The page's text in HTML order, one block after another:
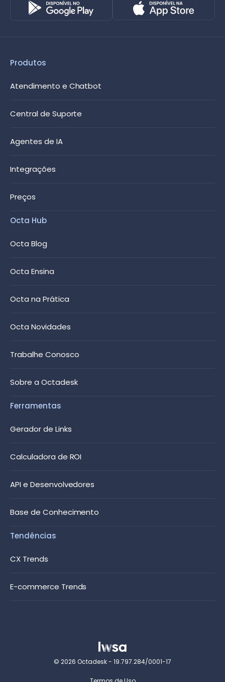
Produtos
Atendimento e Chatbot
Central de Suporte
Agentes de IA
Integrações
Preços
Octa Hub
Octa Blog
Octa Ensina
Octa na Prática
Octa Novidades
Trabalhe Conosco
Sobre a Octadesk
Ferramentas
Gerador de Links
Calculadora de ROI
API e Desenvolvedores
Base de Conhecimento
Tendências
CX Trends
E-commerce Trends
© 2026 Octadesk - 19.797.284/0001-17